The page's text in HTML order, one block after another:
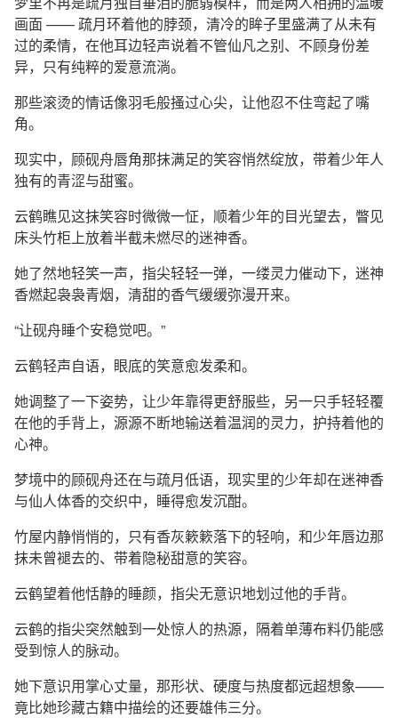
画面 —— 疏月环着他的脖颈，清冷的眸子里盛满了从未有
过的柔情，在他耳边轻声说着不管仙凡之别、不顾身份差
异，只有纯粹的爱意流淌。
那些滚烫的情话像羽毛般搔过心尖，让他忍不住弯起了嘴
角。
现实中，顾砚舟唇角那抹满足的笑容悄然绽放，带着少年人
独有的青涩与甜蜜。
云鹤瞧见这抹笑容时微微一怔，顺着少年的目光望去，瞥见
床头竹柜上放着半截未燃尽的迷神香。
她了然地轻笑一声，指尖轻轻一弹，一缕灵力催动下，迷神
香燃起袅袅青烟，清甜的香气缓缓弥漫开来。
“让砚舟睡个安稳觉吧。”
云鹤轻声自语，眼底的笑意愈发柔和。
她调整了一下姿势，让少年靠得更舒服些，另一只手轻轻覆
在他的手背上，源源不断地输送着温润的灵力，护持着他的
心神。
梦境中的顾砚舟还在与疏月低语，现实里的少年却在迷神香
与仙人体香的交织中，睡得愈发沉酣。
竹屋内静悄悄的，只有香灰簌簌落下的轻响，和少年唇边那
抹未曾褪去的、带着隐秘甜意的笑容。
云鹤望着他恬静的睡颜，指尖无意识地划过他的手背。
云鹤的指尖突然触到一处惊人的热源，隔着单薄布料仍能感
受到惊人的脉动。
她下意识用掌心丈量，那形状、硬度与热度都远超想象——
竟比她珍藏古籍中描绘的还要雄伟三分。